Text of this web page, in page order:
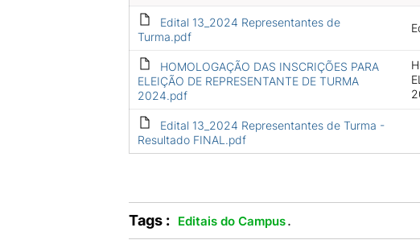
Edital 13_2024 Representantes de
Turma.pdf
HOMOLOGAÇÃO DAS INSCRIÇÕES PARA
ELEIÇÃO DE REPRESENTANTE DE TURMA
2024.pdf
Edital 13_2024 Representantes de Turma -
Resultado FINAL.pdf
Tags : Editais do Campus.